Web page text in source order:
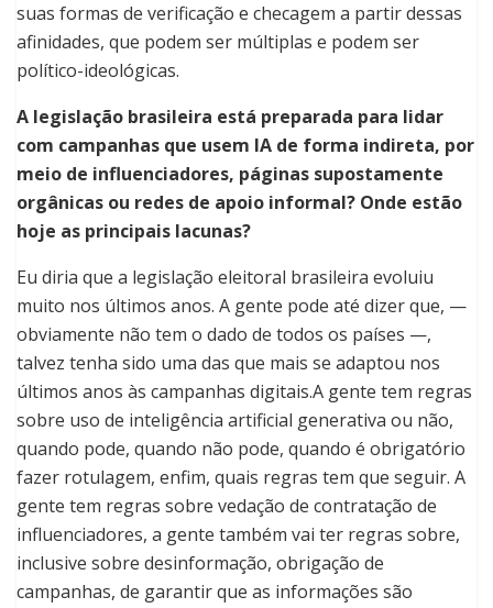
suas formas de verificação e checagem a partir dessas
afinidades, que podem ser múltiplas e podem ser
político-ideológicas.
A legislação brasileira está preparada para lidar
com campanhas que usem IA de forma indireta, por
meio de influenciadores, páginas supostamente
orgânicas ou redes de apoio informal? Onde estão
hoje as principais lacunas?
Eu diria que a legislação eleitoral brasileira evoluiu
muito nos últimos anos. A gente pode até dizer que, —
obviamente não tem o dado de todos os países —,
talvez tenha sido uma das que mais se adaptou nos
últimos anos às campanhas digitais.A gente tem regras
sobre uso de inteligência artificial generativa ou não,
quando pode, quando não pode, quando é obrigatório
fazer rotulagem, enfim, quais regras tem que seguir. A
gente tem regras sobre vedação de contratação de
influenciadores, a gente também vai ter regras sobre,
inclusive sobre desinformação, obrigação de
campanhas, de garantir que as informações são